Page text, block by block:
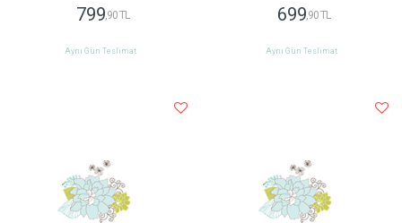
799,90 TL
Aynı Gün Teslimat
699,90 TL
Aynı Gün Teslimat